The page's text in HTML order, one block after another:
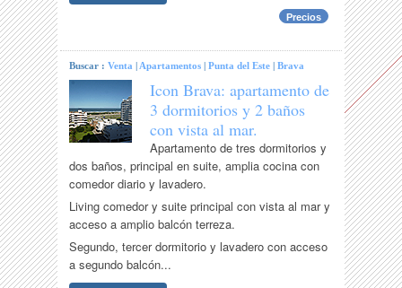
Precios
Buscar :Venta |Apartamentos |Punta del Este |Brava
Icon Brava: apartamento de
3 dormitorios y 2 baños
con vista al mar.
Apartamento de tres dormitorios y
dos baños, principal en suite, amplia cocina con
comedor diario y lavadero.
Living comedor y suite principal con vista al mar y
acceso a amplio balcón terreza.
Segundo, tercer dormitorio y lavadero con acceso
a segundo balcón...